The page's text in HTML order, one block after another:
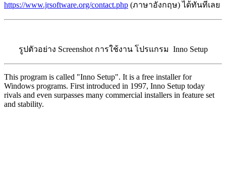
https://www.jrsoftware.org/contact.php (ภาษาอังกฤษ) ได้ทันทีเลย
รูปตัวอย่าง Screenshot การใช้งาน โปรแกรม Inno Setup
This program is called "Inno Setup". It is a free installer for
Windows programs. First introduced in 1997, Inno Setup today
rivals and even surpasses many commercial installers in feature set
and stability.